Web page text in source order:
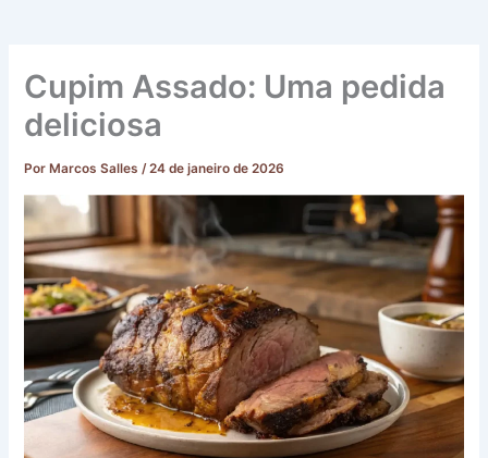
Cupim Assado: Uma pedida
deliciosa
Por Marcos Salles/24 de janeiro de 2026